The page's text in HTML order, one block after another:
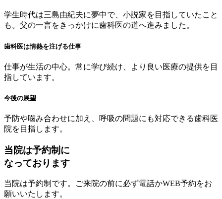
学生時代は三島由紀夫に夢中で、小説家を目指していたこと
も。父の一言をきっかけに歯科医の道へ進みました。
歯科医は情熱を注げる仕事
仕事が生活の中心。常に学び続け、より良い医療の提供を目
指しています。
今後の展望
予防や噛み合わせに加え、呼吸の問題にも対応できる歯科医
院を目指します。
当院は予約制に
なっております
当院は予約制です。ご来院の前に必ず電話かWEB予約をお
願いいたします。